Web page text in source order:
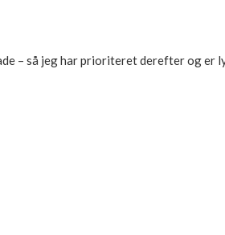
– så jeg har prioriteret derefter og er